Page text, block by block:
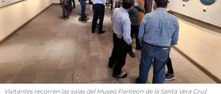
Visitantes recorren las salas del Museo Panteón de la Santa Vera Cruz